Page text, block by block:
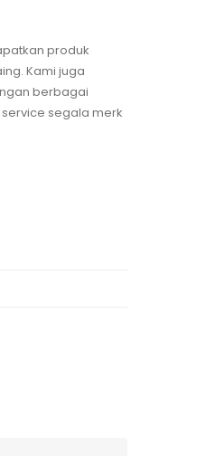
produk
Kami juga
berbagai
segala merk